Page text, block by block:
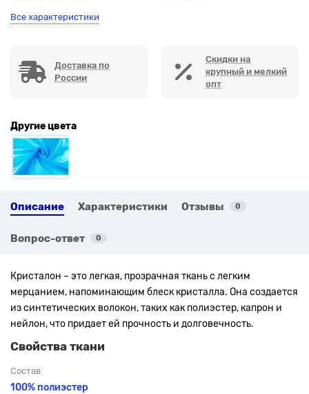
Все характеристики
Доставка по
России
Скидки на
крупный и мелкий
опт
Другие цвета
Описание Характеристики Отзывы 0
Вопрос-ответ 0
Кристалон – это легкая, прозрачная ткань с легким
мерцанием, напоминающим блеск кристалла. Она создается
из синтетических волокон, таких как полиэстер, капрон и
нейлон, что придает ей прочность и долговечность.
Свойства ткани
Состав
100% полиэстер